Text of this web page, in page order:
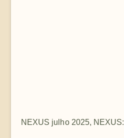
NEXUS julho 2025,